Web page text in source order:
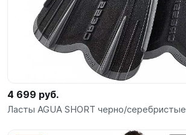
4 699 руб.
Ласты AGUA SHORT черно/серебристые